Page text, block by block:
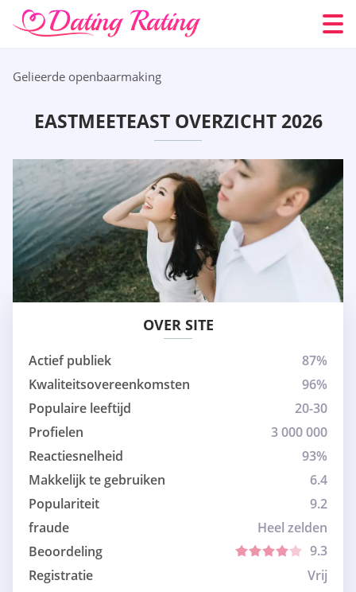
Gelieerde openbaarmaking
EASTMEETEAST OVERZICHT 2026
OVER SITE
Actief publiek
87%
Kwaliteitsovereenkomsten
96%
Populaire leeftijd
20-30
Profielen
3 000 000
Reactiesnelheid
93%
Makkelijk te gebruiken
6.4
Populariteit
9.2
fraude
Heel zelden
Beoordeling
9.3
Registratie
Vrij